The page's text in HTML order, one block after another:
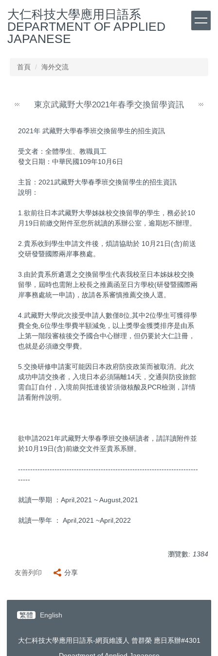
到
要
大仁科技大學應用日語系
DEPARTMENT OF APPLIED
JAPANESE
首頁 海外交流
東京武藏野大學2021年春季交換留學資訊
2021年 武藏野大學春季班交換留學生的招生資訊
受文者：全體學生、教職員工
發文日期：中華民國109年10月6日
主旨：2021武藏野大學春季班交換留學生的招生資訊
說明：
1.欲前往日本武藏野大學姊妹校交換留學的學生，務必於10
月19日前繳交附件至您所就讀的系辦公室，逾期恕不辦理。
2.貴系收到學生申請文件後，煩請協助於 10月21日(含)前送
交研發暨國際兩岸事務處。
3.由於貴系所遴選之交換留學生代表我校至日本姊妹校交換
留學，屆時也需附上校長之推薦函至日方學校(研發暨國際兩
岸事務處統一申請)，故請各系審慎推薦交換人選。
4.武藏野大學此次接受申請人數僅8位,其中2位學生可獲得學
費全免,6位學生學費半額減免，以上獎學金獲獎排序是由系
上第一階段審核後交予國合中心辦理，但仍要於大仁註冊，
也就是必須繳交學費。
5.交換研修申請案可能因日本政府防疫政策而被取消。此次
成功申請交換者，入境日本必須隔離14天，交通與防疫旅館
需自訂自付，入境前與抵達後皆須做核酸及PCR檢測，詳情
請看附件說明。
欲申請2021年武藏野大學春季班交換研讀者，請詳讀附件並
於10月19日(含)前繳交文件至貴系系辦。
--------------------------------------------------------------------------
-----
就讀一學期 ：April,2021 ~ August,2021
就讀一學年 ： April,2021 ~April,2022
瀏覽數: 1384
友善列印 分享
繁體 English
大仁科技大學應用日語系-網頁維護人 曾群榮 應日系辦#4301